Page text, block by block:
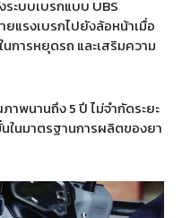
ะบบเบรกแบบ UBS
ยแรงเบรกไปยังล้อหน้าเมื่อ
การหยุดรถ และเสริมความ
าพนานถึง5ปี ไม่จำกัดระยะ
ในมาตรฐานการผลิตของยา